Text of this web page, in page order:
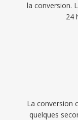
la conversion.
24
La conversion
quelques